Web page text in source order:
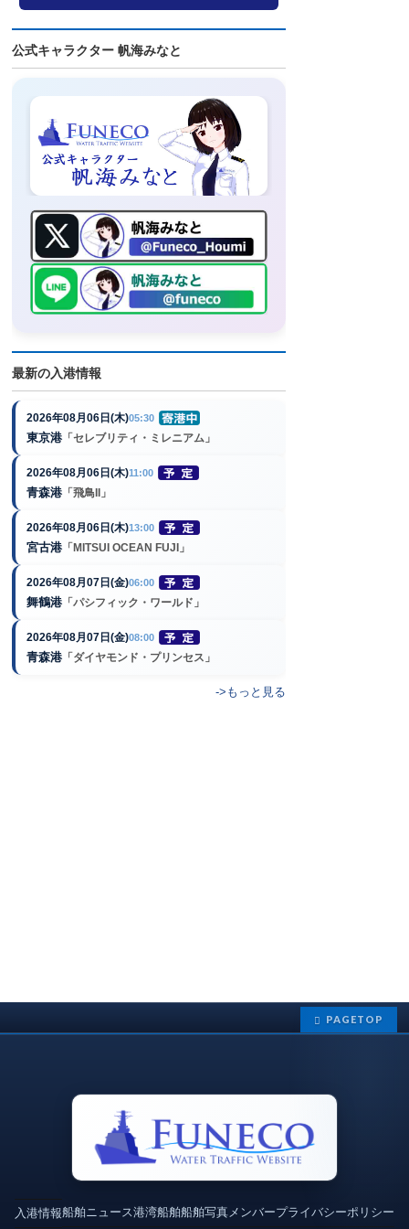
公式キャラクター 帆海みなと
最新の入港情報
2026年08月06日(木)05:30
東京港 「セレブリティ・ミレニアム」
2026年08月06日(木)11:00
青森港 「飛鳥II」
2026年08月06日(木)13:00
宮古港 「MITSUI OCEAN FUJI」
2026年08月07日(金)06:00
舞鶴港 「パシフィック・ワールド」
2026年08月07日(金)08:00
青森港 「ダイヤモンド・プリンセス」
->もっと見る
PAGETOP
入港情報船舶ニュース港湾船舶船舶写真メンバープライバシーポリシー